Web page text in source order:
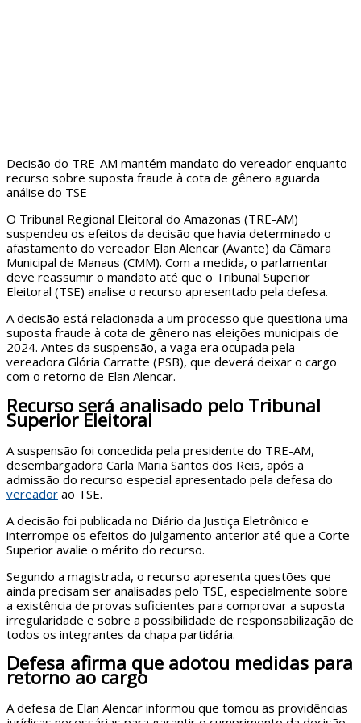
Decisão do TRE-AM mantém mandato do vereador enquanto
recurso sobre suposta fraude à cota de gênero aguarda
análise do TSE
O Tribunal Regional Eleitoral do Amazonas (TRE-AM)
suspendeu os efeitos da decisão que havia determinado o
afastamento do vereador Elan Alencar (Avante) da Câmara
Municipal de Manaus (CMM). Com a medida, o parlamentar
deve reassumir o mandato até que o Tribunal Superior
Eleitoral (TSE) analise o recurso apresentado pela defesa.
A decisão está relacionada a um processo que questiona uma
suposta fraude à cota de gênero nas eleições municipais de
2024. Antes da suspensão, a vaga era ocupada pela
vereadora Glória Carratte (PSB), que deverá deixar o cargo
com o retorno de Elan Alencar.
Recurso será analisado pelo Tribunal
Superior Eleitoral
A suspensão foi concedida pela presidente do TRE-AM,
desembargadora Carla Maria Santos dos Reis, após a
admissão do recurso especial apresentado pela defesa do
vereador ao TSE.
A decisão foi publicada no Diário da Justiça Eletrônico e
interrompe os efeitos do julgamento anterior até que a Corte
Superior avalie o mérito do recurso.
Segundo a magistrada, o recurso apresenta questões que
ainda precisam ser analisadas pelo TSE, especialmente sobre
a existência de provas suficientes para comprovar a suposta
irregularidade e sobre a possibilidade de responsabilização de
todos os integrantes da chapa partidária.
Defesa afirma que adotou medidas para
retorno ao cargo
A defesa de Elan Alencar informou que tomou as providências